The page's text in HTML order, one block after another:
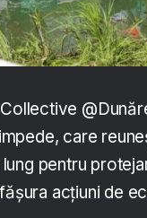
care
pentru
acțiuni de